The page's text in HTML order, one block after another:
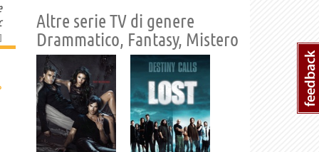
]
Altre serie TV di genere
Drammatico, Fantasy, Mistero